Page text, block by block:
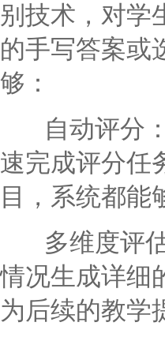
别技术，对学
的手写答案或
够：
自动评分：
速完成评分任
目，系统都能
多维度评估
情况生成详细
为后续的教学